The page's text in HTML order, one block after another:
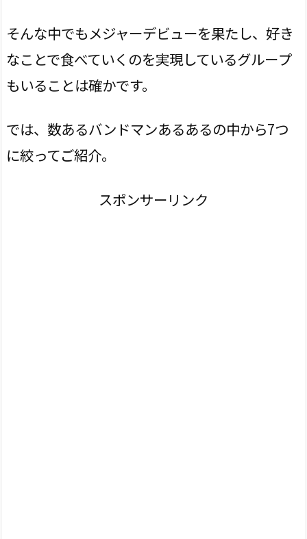
そんな中でもメジャーデビューを果たし、好き
なことで食べていくのを実現しているグループ
もいることは確かです。
では、数あるバンドマンあるあるの中から7つ
に絞ってご紹介。
スポンサーリンク